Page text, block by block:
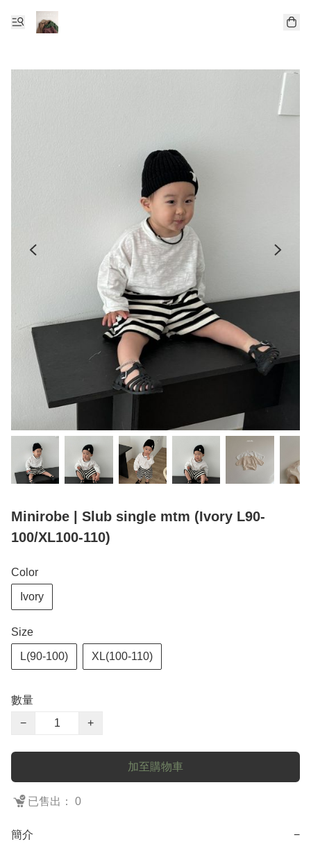
Minirobe | Slub single mtm (Ivory L90-
100/XL100-110)
Color
Ivory
Size
L(90-100) XL(100-110)
數量
−
+
加至購物車
已售出： 0
簡介 −